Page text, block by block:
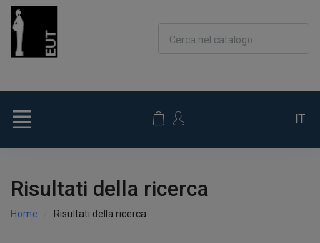
Cerca nel catalogo
IT
Risultati della ricerca
Home Risultati della ricerca